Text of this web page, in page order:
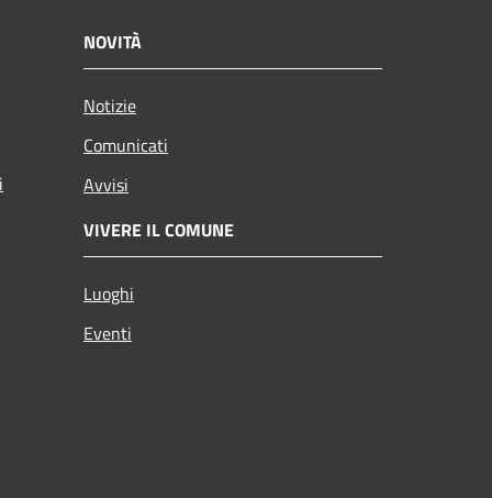
NOVITÀ
Notizie
Comunicati
Avvisi
VIVERE IL COMUNE
Luoghi
Eventi